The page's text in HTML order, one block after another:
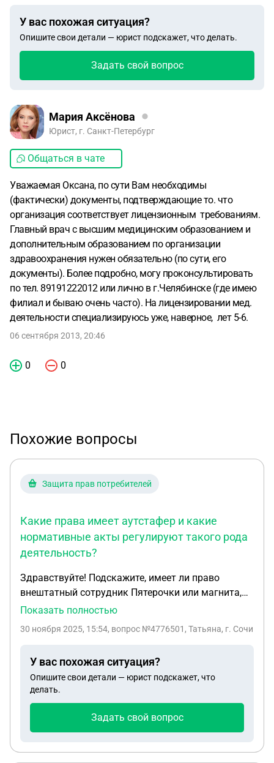
У вас похожая ситуация?
Опишите свои детали — юрист подскажет, что делать.
Задать свой вопрос
Мария Аксёнова
Юрист, г. Санкт-Петербург
Общаться в чате
Уважаемая Оксана, по сути Вам необходимы
(фактически) документы, подтверждающие то. что
организация соответствует лицензионным требованиям.
Главный врач с высшим медицинским образованием и
дополнительным образованием по организации
здравоохранения нужен обязательно (по сути, его
документы). Более подробно, могу проконсультировать
по тел. 89191222012 или лично в г.Челябинске (где имею
филиал и бываю очень часто). На лицензировании мед.
деятельности специализируюсь уже, наверное, лет 5-6.
06 сентября 2013, 20:46
0 0
Похожие вопросы
Защита прав потребителей
Какие права имеет аутстафер и какие
нормативные акты регулируют такого рода
деятельность?
Здравствуйте! Подскажите, имеет ли право
внештатный сотрудник Пятерочки или магнита,
так называемый аутстаф или аутстафер на
которое занимается наймом аутстафером? Как
магазина отказывается, ссылаясь на
конфиденциальность? После отработанной
смены с Пятёрочке, я хочу отозвать согласие на
предоставила фото паспорта и СНИЛС). Смену
недели. какими правами вообще обладает
Показать полностью
30 ноября 2025, 15:54, вопрос №4776501, Татьяна, г. Сочи
У вас похожая ситуация?
Опишите свои детали — юрист подскажет, что
делать.
Задать свой вопрос